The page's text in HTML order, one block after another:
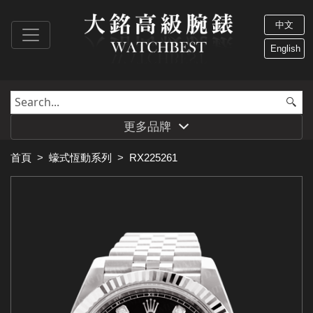
中文
English
更多品牌
首頁 > 蠔式恆動系列 > RX225261